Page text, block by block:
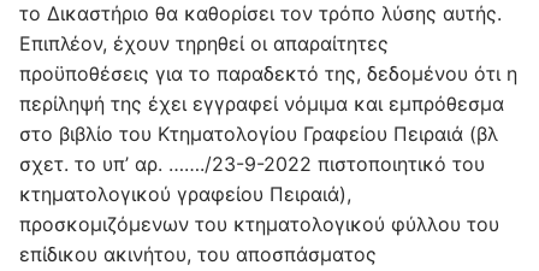
το Δικαστήριο θα καθορίσει τον τρόπο λύσης αυτής.
Επιπλέον, έχουν τηρηθεί οι απαραίτητες
προϋποθέσεις για το παραδεκτό της, δεδομένου ότι η
περίληψή της έχει εγγραφεί νόμιμα και εμπρόθεσμα
στο βιβλίο του Κτηματολογίου Γραφείου Πειραιά (βλ
σχετ. το υπ’ αρ. ……./23-9-2022 πιστοποιητικό του
κτηματολογικού γραφείου Πειραιά),
προσκομιζόμενων του κτηματολογικού φύλλου του
επίδικου ακινήτου, του αποσπάσματος